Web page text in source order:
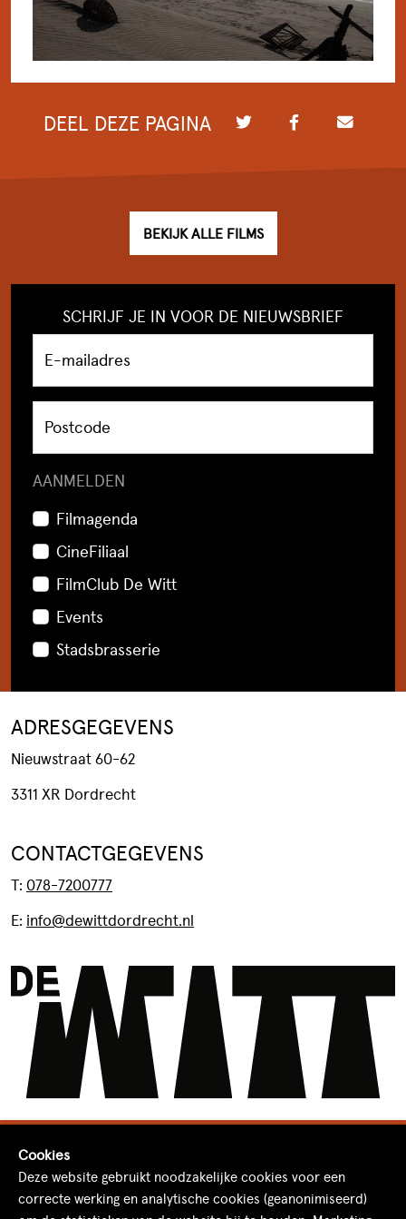
DEEL DEZE PAGINA
BEKIJK ALLE FILMS
SCHRIJF JE IN VOOR DE NIEUWSBRIEF
E-mailadres
Postcode
AANMELDEN
Filmagenda
CineFiliaal
FilmClub De Witt
Events
Stadsbrasserie
ADRESGEGEVENS
Nieuwstraat 60-62
3311 XR Dordrecht
CONTACTGEGEVENS
T: 078-7200777
E: info@dewittdordrecht.nl
© 2026 De Witt Dordrecht
Cookies
Deze website gebruikt noodzakelijke cookies voor een
correcte werking en analytische cookies (geanonimiseerd)